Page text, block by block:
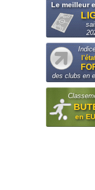
Le meilleur
des clubs en
en